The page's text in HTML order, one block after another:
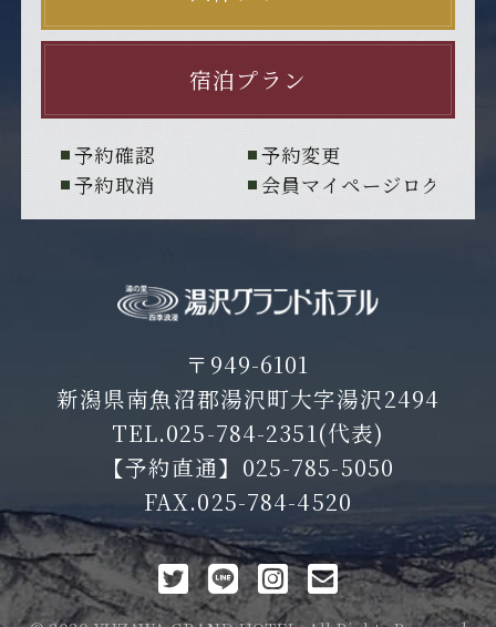
宿泊プラン
予約確認
予約変更
予約取消
会員マイページログイン
〒949-6101
新潟県南魚沼郡湯沢町大字湯沢2494
TEL.025-784-2351(代表)
【予約直通】 025-785-5050
FAX.025-784-4520